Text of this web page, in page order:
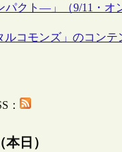
パクト―」（9/11・オ
ルコモンズ」のコンテ
：
日）